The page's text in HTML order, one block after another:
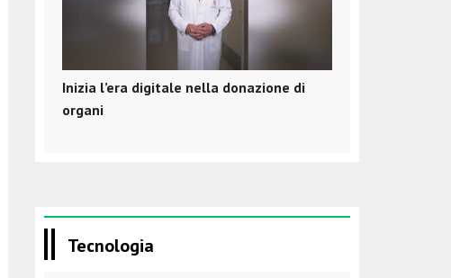
Inizia l’era digitale nella donazione di
organi
Tecnologia